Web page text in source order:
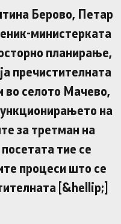
Берово, Петар
министерката
планирање,
пречистителната
во селото Мачево,
на
за третман на
тие се
процеси што се
[&hellip;]